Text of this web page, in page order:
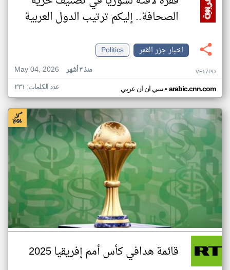
الصحافة.. إليكم ترتيب الدول العربية
اخبار جزر القمر
Politics
May 04, 2026
منذ ٣ أشهر VF17PD
سي ان ان عربي• arabic.cnn.com عدد الكلمات: ٢٣١
قائمة هدافي كأس أمم إفريقيا 2025